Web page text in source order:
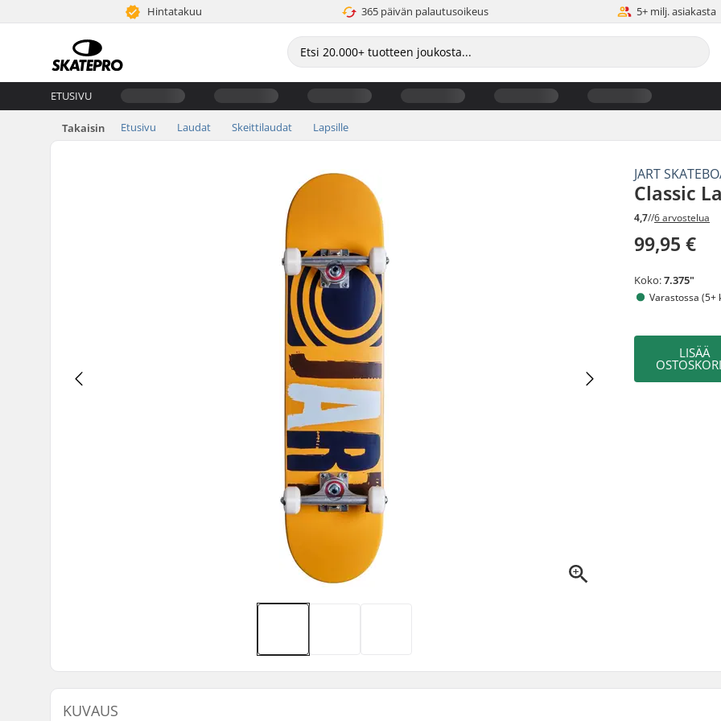
Hintatakuu 365 päivän palautusoikeus 5+ milj. asiakasta
ETUSIVU
Takaisin Etusivu Laudat Skeittilaudat Lapsille
JART
Classic
4,7//6 arvostelua
99,95 €
Koko:7.375"
Varastossa (5+
LISÄÄ
KUVAUS